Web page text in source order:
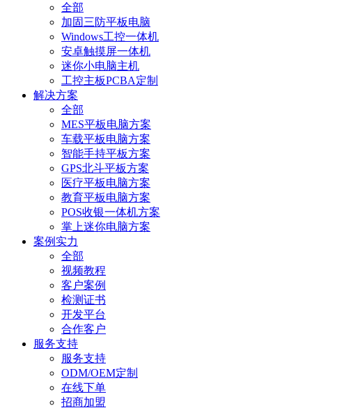
全部
加固三防平板电脑
Windows工控一体机
安卓触摸屏一体机
迷你小电脑主机
工控主板PCBA定制
解决方案
全部
MES平板电脑方案
车载平板电脑方案
智能手持平板方案
GPS北斗平板方案
医疗平板电脑方案
教育平板电脑方案
POS收银一体机方案
掌上迷你电脑方案
案例实力
全部
视频教程
客户案例
检测证书
开发平台
合作客户
服务支持
服务支持
ODM/OEM定制
在线下单
招商加盟